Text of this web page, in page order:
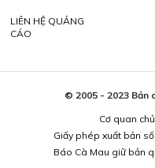
LIÊN HỆ QUẢNG
CÁO
© 2005 - 2023 Bản
Cơ quan
Giấy phép xuất bản
Báo Cà Mau giữ bản